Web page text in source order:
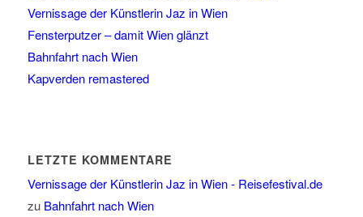
Vernissage der Künstlerin Jaz in Wien
Fensterputzer – damit Wien glänzt
Bahnfahrt nach Wien
Kapverden remastered
LETZTE KOMMENTARE
Vernissage der Künstlerin Jaz in Wien - Reisefestival.de
zu Bahnfahrt nach Wien